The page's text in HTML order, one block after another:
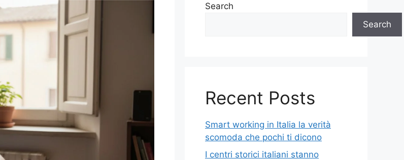
Search
Search
Recent Posts
Smart working in Italia la verità
scomoda che pochi ti dicono
I centri storici italiani stanno